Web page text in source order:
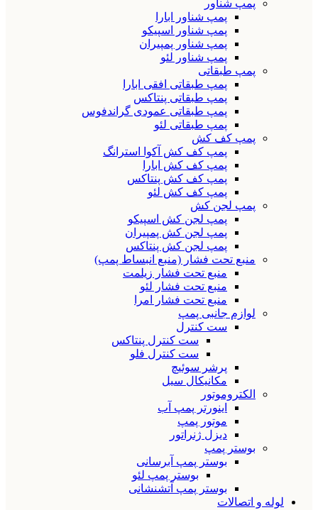
پمپ شناور
پمپ شناور ابارا
پمپ شناور اسپیکو
پمپ شناور پمپیران
پمپ شناور لئو
پمپ طبقاتی
پمپ طبقاتی افقی ابارا
پمپ طبقاتی پنتاکس
پمپ طبقاتی عمودی گراندفوس
پمپ طبقاتی لئو
پمپ کف کش
پمپ کف کش آکوا استرانگ
پمپ کف کش ابارا
پمپ کف کش پنتاکس
پمپ کف کش لئو
پمپ لجن کش
پمپ لجن کش اسپیکو
پمپ لجن کش پمپیران
پمپ لجن کش پنتاکس
منبع تحت فشار (منبع انبساط پمپ)
منبع تحت فشار زیلمت
منبع تحت فشار لئو
منبع تحت فشار امرا
لوازم جانبی پمپ
ست کنترل
ست کنترل پنتاکس
ست کنترل فلو
پرشر سوئیچ
مکانیکال سیل
الکتروموتور
اینورتر پمپ آب
موتور پمپ
دیزل ژنراتور
بوستر پمپ
بوستر پمپ آبرسانی
بوستر پمپ لئو
بوستر پمپ آتشنشانی
لوله و اتصالات